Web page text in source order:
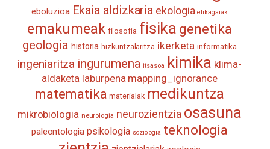
eboluzioa Ekaia aldizkaria ekologia elikagaiak
emakumeak filosofia fisika genetika
geologia historia hizkuntzalaritza ikerketa informatika
ingeniaritza ingurumena itsasoa kimika klima-
aldaketa laburpena mapping_ignorance
matematika materialak medikuntza
mikrobiologia neurologia neurozientzia osasuna
paleontologia psikologia soziologia teknologia